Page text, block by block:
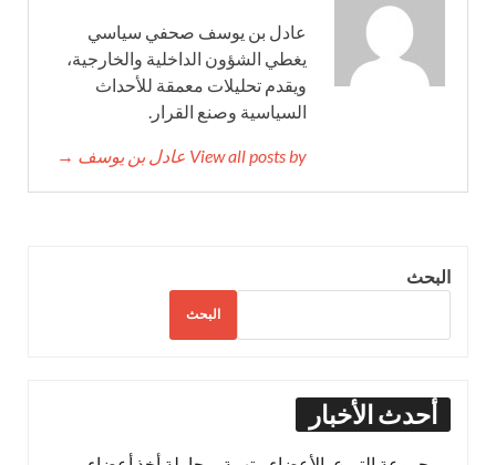
عادل بن يوسف صحفي سياسي
يغطي الشؤون الداخلية والخارجية،
ويقدم تحليلات معمقة للأحداث
السياسية وصنع القرار.
View all posts by عادل بن يوسف →
البحث
البحث
أحدث الأخبار